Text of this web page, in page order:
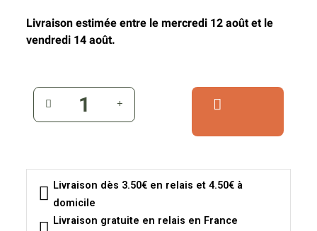
Livraison estimée entre le mercredi 12 août et le
vendredi 14 août.
Livraison dès 3.50€ en relais et 4.50€ à
domicile
Livraison gratuite en relais en France